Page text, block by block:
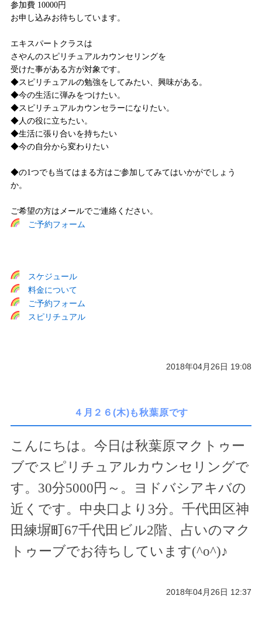
参加費 10000円
お申し込みお待ちしています。
エキスパートクラスは
さやんのスピリチュアルカウンセリングを
受けた事がある方が対象です。
◆スピリチュアルの勉強をしてみたい、興味がある。
◆今の生活に弾みをつけたい。
◆スピリチュアルカウンセラーになりたい。
◆人の役に立ちたい。
◆生活に張り合いを持ちたい
◆今の自分から変わりたい
◆の1つでも当てはまる方はご参加してみてはいかがでしょう
か。
ご希望の方はメールでご連絡ください。
ご予約フォーム
スケジュール
料金について
ご予約フォーム
スピリチュアル
2018年04月26日 19:08
４月２６(木)も秋葉原です
こんにちは。今日は秋葉原マクトゥー
ブでスピリチュアルカウンセリングで
す。 30分5000 円～。ヨドバシアキバの
近くです。中央口より 3分。千代田区神
田練塀町67千代田ビル2階、占いのマク
トゥーブでお待ちしています(^o^)♪
2018年04月26日 12:37